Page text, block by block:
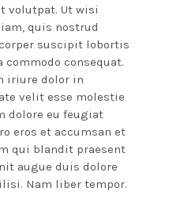
volutpat. Ut wisi
quis nostrud
suscipit lobortis
consequat.
iriure dolor in
velit esse molestie
dolore eu feugiat
eros et accumsan et
qui blandit praesent
augue duis dolore
Nam liber tempor.